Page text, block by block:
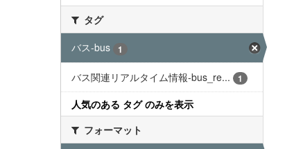
タグ
バス-bus
1
バス関連リアルタイム情報-bus_re... 1
人気のある タグ のみを表示
フォーマット